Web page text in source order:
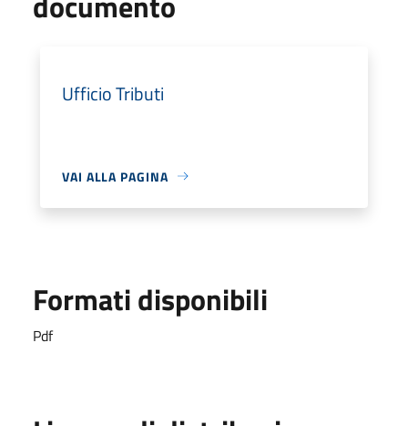
Ufficio Tributi
VAI ALLA PAGINA
Formati disponibili
Pdf